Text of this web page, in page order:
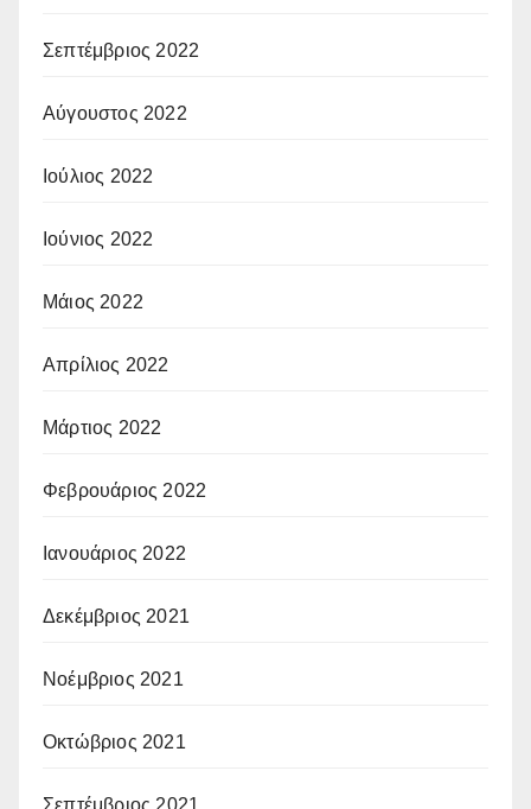
Σεπτέμβριος 2022
Αύγουστος 2022
Ιούλιος 2022
Ιούνιος 2022
Μάιος 2022
Απρίλιος 2022
Μάρτιος 2022
Φεβρουάριος 2022
Ιανουάριος 2022
Δεκέμβριος 2021
Νοέμβριος 2021
Οκτώβριος 2021